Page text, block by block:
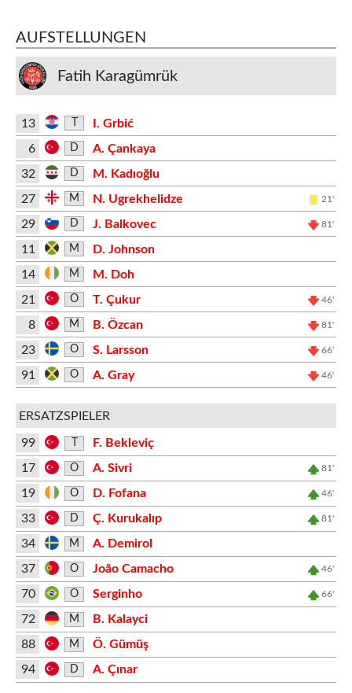
AUFSTELLUNGEN
Fatih Karagümrük
13
I. Grbić
6
D
A. Çankaya
32
D
M. Kadıoğlu
27
M N. Ugrekhelidze 21'
29 D J. Balkovec 81'
11 M
D. Johnson
14
M
M. Doh
21
O T. Çukur 46'
8 M B. Özcan 81'
23 O S. Larsson 66'
91 O A. Gray 46'
ERSATZSPIELER
99
F. Bekleviç
17
O A. Sivri 81'
19 O D. Fofana 46'
33 D Ç. Kurukalıp 81'
34 M
A. Demirol
37
O João Camacho 46'
70 O Serginho 66'
72 M
B. Kalayci
88
M
Ö. Gümüş
94
D A. Çınar